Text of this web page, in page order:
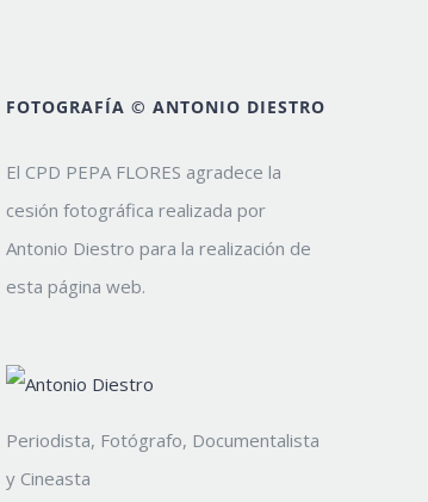
FOTOGRAFÍA © ANTONIO DIESTRO
El CPD PEPA FLORES agradece la
cesión fotográfica realizada por
Antonio Diestro para la realización de
esta página web.
Periodista, Fotógrafo, Documentalista
y Cineasta